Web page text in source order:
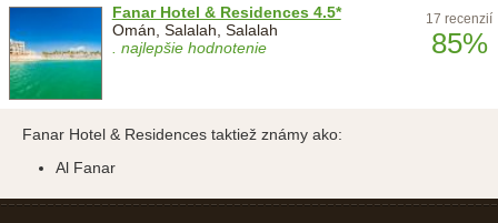
Fanar Hotel & Residences 4.5*
Omán, Salalah, Salalah
. najlepšie hodnotenie
17 recenzií
85%
Fanar Hotel & Residences taktiež známy ako:
Al Fanar